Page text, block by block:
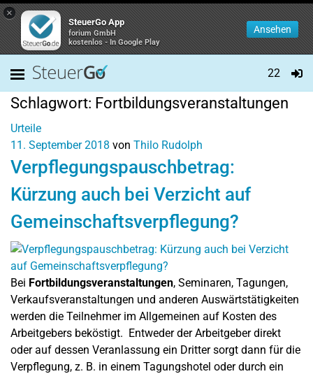
×
SteuerGo App
forium GmbH
kostenlos - In Google Play
Ansehen
22
Schlagwort: Fortbildungsveranstaltungen
Urteile
11. September 2018 von Thilo Rudolph
Verpflegungspauschbetrag:
Kürzung auch bei Verzicht auf
Gemeinschaftsverpflegung?
Bei Fortbildungsveranstaltungen, Seminaren, Tagungen,
Verkaufsveranstaltungen und anderen Auswärtstätigkeiten
werden die Teilnehmer im Allgemeinen auf Kosten des
Arbeitgebers beköstigt. Entweder der Arbeitgeber direkt
oder auf dessen Veranlassung ein Dritter sorgt dann für die
Verpflegung, z. B. in einem Tagungshotel oder durch ein